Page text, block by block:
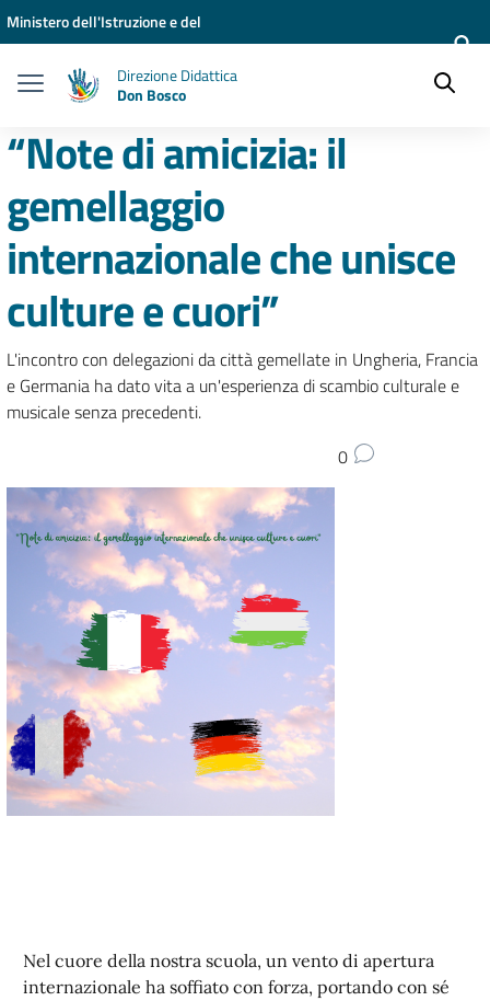
Vai ai contenuti
Vai al menu di navigazione
Vai al footer
Ministero dell'Istruzione e del
Direzione Didattica
Don Bosco
“Note di amicizia: il
gemellaggio
internazionale che unisce
culture e cuori”
L'incontro con delegazioni da città gemellate in Ungheria, Francia
e Germania ha dato vita a un'esperienza di scambio culturale e
musicale senza precedenti.
0
Nel cuore della nostra scuola, un vento di apertura
internazionale ha soffiato con forza, portando con sé